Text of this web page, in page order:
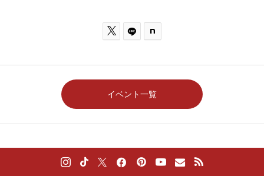

イベント一覧